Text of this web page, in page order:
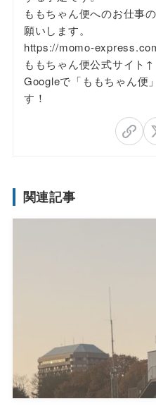
ももちゃん便へのお仕事
願いします。
https://momo-
ももちゃん便公式サイト↑
Googleで「ももちゃん便
す！
関連記事